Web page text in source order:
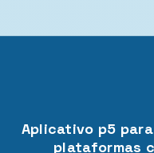
Aplicativo p5
plataformas